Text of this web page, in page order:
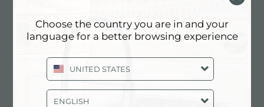
Choose the country you are in and your
language for a better browsing experience
UNITED STATES
ENGLISH